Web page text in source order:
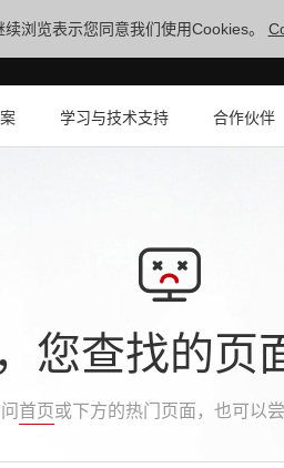
浏览表示您同意我们使用Cookies。
学习与技术支持 合作伙伴
您查找的页
首页或下方的热门页面，也可以